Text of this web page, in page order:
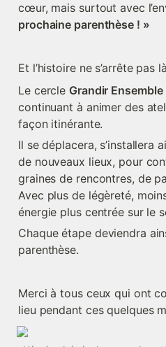
cœur, mais surtout avec
prochaine parenthèse ! »
Et l’histoire ne s’arrête pas
Le cercle Grandir Ensemble
continuant à animer des
façon itinérante.
Il se déplacera, s’installera
de nouveaux lieux, pour
graines de rencontres, de
Avec plus de légèreté,
énergie plus centrée sur le
Chaque étape deviendra
parenthèse.
Merci à tous ceux qui ont
lieu pendant ces quelques